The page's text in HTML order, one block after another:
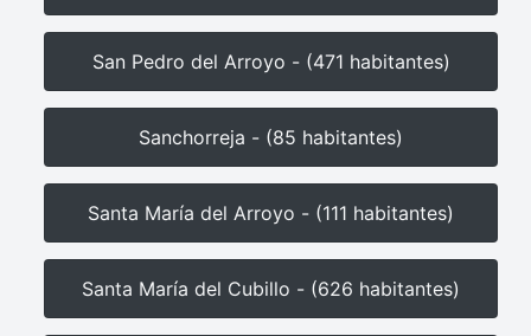
San Pedro del Arroyo - (471 habitantes)
Sanchorreja - (85 habitantes)
Santa María del Arroyo - (111 habitantes)
Santa María del Cubillo - (626 habitantes)